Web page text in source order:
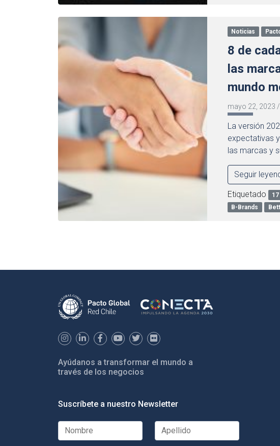
Noticias
8 de
las
mundo
mayo 22, 2023 /
La versión
expectativas
las marcas y
Seguir
Etiquetado
B-Brands
Ayúdanos a transformar el mundo a
través de los negocios
Suscríbete a nuestro Newsletter